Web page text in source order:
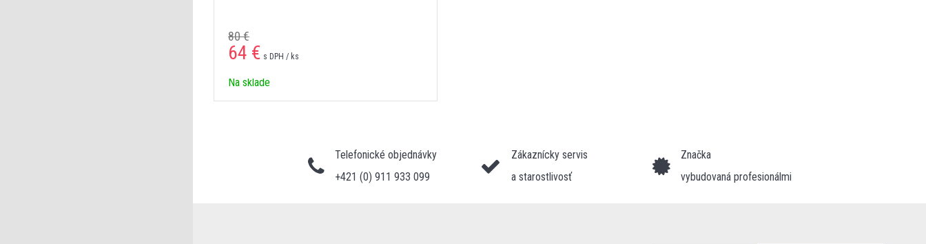
80 €
64 € s DPH / ks
Na sklade
Telefonické objednávky
+421 (0) 911 933 099
Zákaznícky servis
a starostlivosť
Značka
vybudovaná profesionálmi